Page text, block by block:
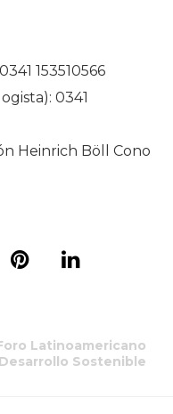
153510566
0341
Heinrich Böll Cono
Latinoamericano
Sostenible